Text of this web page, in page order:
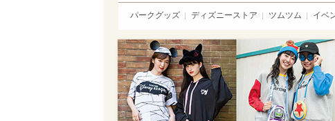
パークグッズ ディズニーストア ツムツム イベ